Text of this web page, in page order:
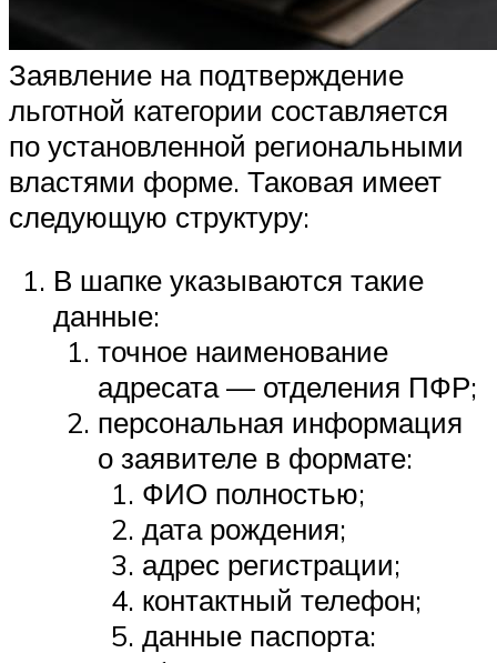
Заявление на подтверждение
льготной категории составляется
по установленной региональными
властями форме. Таковая имеет
следующую структуру:
В шапке указываются такие
данные:
точное наименование
адресата — отделения ПФР;
персональная информация
о заявителе в формате:
ФИО полностью;
дата рождения;
адрес регистрации;
контактный телефон;
данные паспорта: